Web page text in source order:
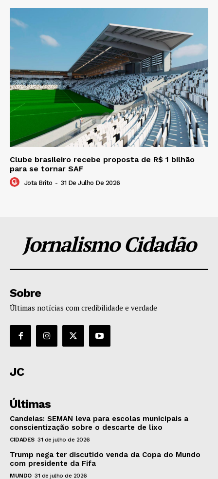
Clube brasileiro recebe proposta de R$ 1 bilhão
para se tornar SAF
Jota Brito - 31 De Julho De 2026
Jornalismo Cidadão
Sobre
Últimas notícias com credibilidade e verdade
JC
Últimas
Candeias: SEMAN leva para escolas municipais a
conscientização sobre o descarte de lixo
CIDADES 31 de julho de 2026
Trump nega ter discutido venda da Copa do Mundo
com presidente da Fifa
MUNDO 31 de julho de 2026